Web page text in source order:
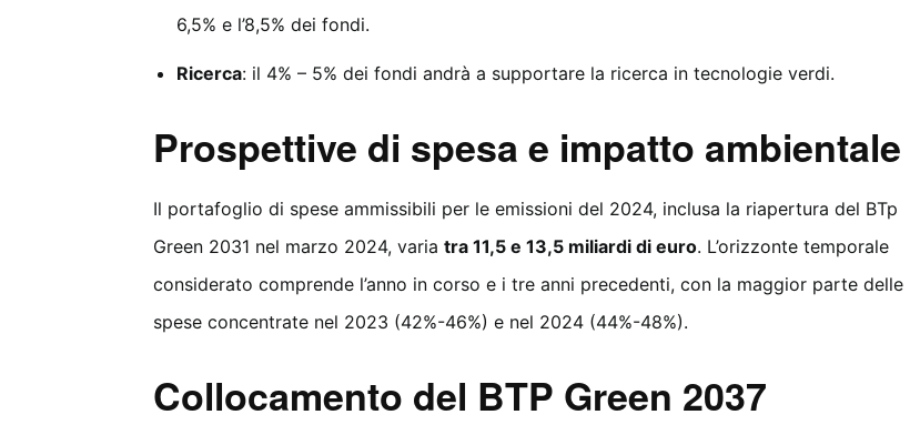
6,5% e l’8,5% dei fondi.
Ricerca: il 4% – 5% dei fondi andrà a supportare la ricerca in tecnologie verdi.
Prospettive di spesa e impatto ambientale
Il portafoglio di spese ammissibili per le emissioni del 2024, inclusa la riapertura del BTp
Green 2031 nel marzo 2024, varia tra 11,5 e 13,5 miliardi di euro. L’orizzonte temporale
considerato comprende l’anno in corso e i tre anni precedenti, con la maggior parte delle
spese concentrate nel 2023 (42%-46%) e nel 2024 (44%-48%).
Collocamento del BTP Green 2037